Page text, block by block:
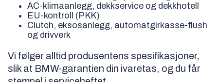
AC-klimaanlegg, dekkservice og dekkhotell
EU-kontroll (PKK)
Clutch, eksosanlegg, automatgirkasse-flush
og drivverk
Vi følger alltid produsentens spesifikasjoner,
slik at BMW-garantien din ivaretas, og du får